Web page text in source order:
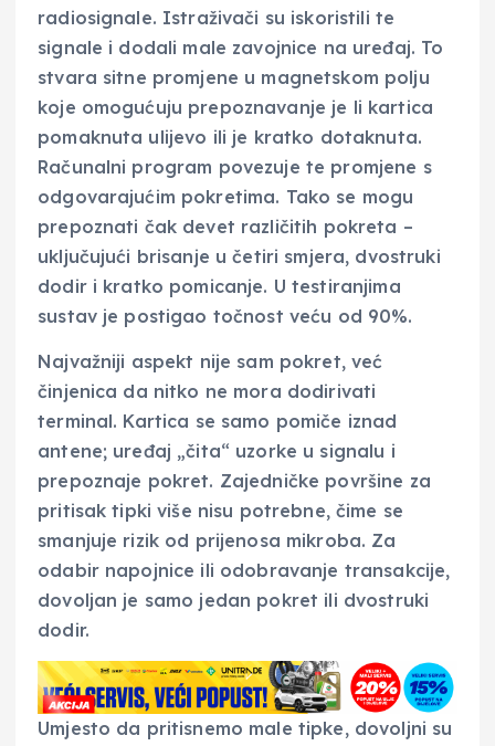
radiosignale. Istraživači su iskoristili te
signale i dodali male zavojnice na uređaj. To
stvara sitne promjene u magnetskom polju
koje omogućuju prepoznavanje je li kartica
pomaknuta ulijevo ili je kratko dotaknuta.
Računalni program povezuje te promjene s
odgovarajućim pokretima. Tako se mogu
prepoznati čak devet različitih pokreta –
uključujući brisanje u četiri smjera, dvostruki
dodir i kratko pomicanje. U testiranjima
sustav je postigao točnost veću od 90%.
Najvažniji aspekt nije sam pokret, već
činjenica da nitko ne mora dodirivati
terminal. Kartica se samo pomiče iznad
antene; uređaj „čita“ uzorke u signalu i
prepoznaje pokret. Zajedničke površine za
pritisak tipki više nisu potrebne, čime se
smanjuje rizik od prijenosa mikroba. Za
odabir napojnice ili odobravanje transakcije,
dovoljan je samo jedan pokret ili dvostruki
dodir.
Umjesto da pritisnemo male tipke, dovoljni su